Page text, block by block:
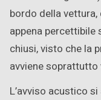
bordo della
appena
chiusi, visto che la
avviene soprattutto
L’avviso acustico